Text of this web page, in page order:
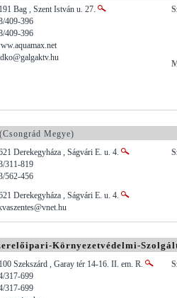
Bag , Szent István u. 27.
409-396
409-396
(Csongrád Megye)
Derekegyháza , Ságvári E. u. 4.
311-819
562-456
Derekegyháza , Ságvári E. u. 4.
Környezetvédelmi-
Szekszárd , Garay tér 14-16. II. em. R.
317-699
317-699